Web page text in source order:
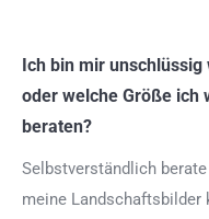
Ich bin mir
oder welche Größe ich
beraten?
Selbstverständlich
meine Landschaftsbilder